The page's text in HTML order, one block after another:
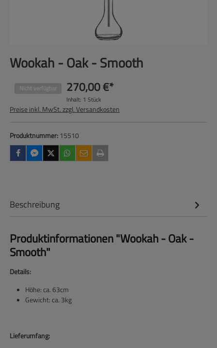
Wookah - Oak - Smooth
Nicht verfügbar 270,00 €*
Inhalt: 1 Stück
Preise inkl. MwSt. zzgl. Versandkosten
Produktnummer: 15510
Beschreibung
Produktinformationen "Wookah - Oak -
Smooth"
Details:
Höhe: ca. 63cm
Gewicht: ca. 3kg
Lieferumfang: